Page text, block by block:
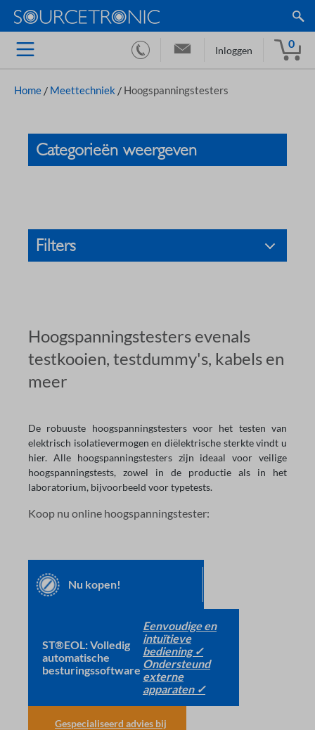
Inloggen
0
Home / Meettechniek / Hoogspanningstesters
Categorieën weergeven
Filters
Hoogspanningstesters evenals
testkooien, testdummy's, kabels en
meer
De robuuste hoogspanningstesters voor het testen van
elektrisch isolatievermogen en diëlektrische sterkte vindt u
hier. Alle hoogspanningstesters zijn ideaal voor veilige
hoogspanningstests, zowel in de productie als in het
laboratorium, bijvoorbeeld voor typetests.
Koop nu online hoogspanningstester:
Nu kopen!
ST®EOL: Volledig
automatische
besturingssoftware
Eenvoudige en
intuïtieve
bediening ✓
Ondersteund
externe
apparaten ✓
Gespecialiseerd advies bij